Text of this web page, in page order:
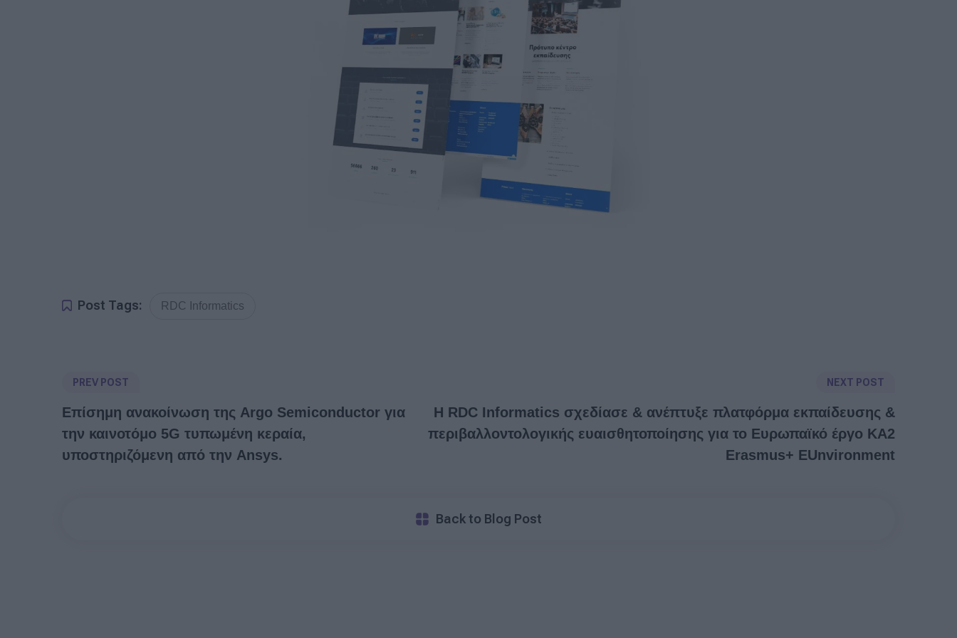
Post Tags: RDC Informatics
PREV POST
Επίσημη ανακοίνωση της Argo Semiconductor για
την καινοτόμο 5G τυπωμένη κεραία,
υποστηριζόμενη από την Ansys.
NEXT POST
Η RDC Informatics σχεδίασε & ανέπτυξε πλατφόρμα εκπαίδευσης &
περιβαλλοντολογικής ευαισθητοποίησης για το Ευρωπαϊκό έργο KA2
Erasmus+ EUnvironment
Back to Blog Post